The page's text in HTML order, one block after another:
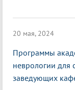
20 мая, 2024
Программы
неврологии для
заведующих